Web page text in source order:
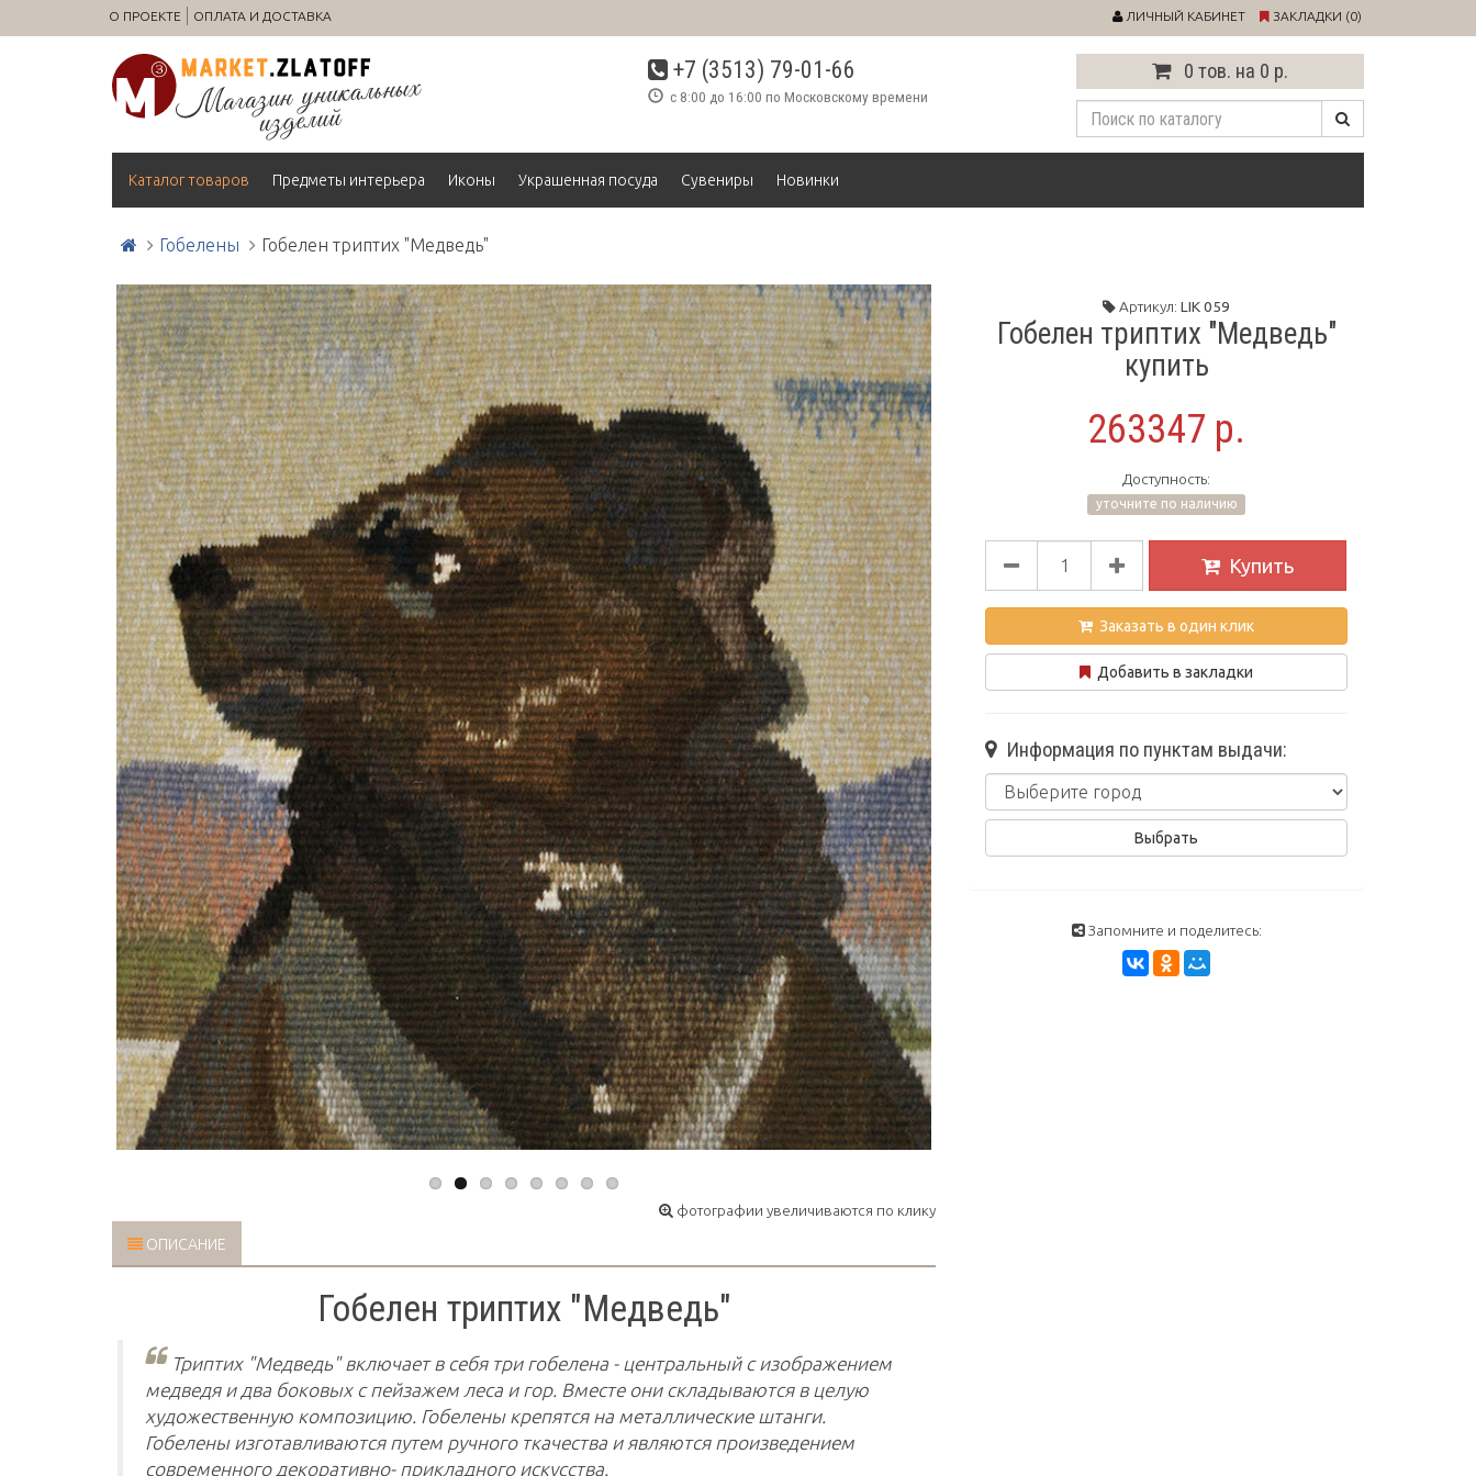
О ПРОЕКТЕ ОПЛАТА И ДОСТАВКА ЛИЧНЫЙ КАБИНЕТ ЗАКЛАДКИ (0)
0 тов. на 0 р.
+7 (3513) 79-01-66
с 8:00 до 16:00 по Московскому времени
Каталог товаров Предметы интерьера Иконы Украшенная посуда Сувениры Новинки
Гобелены Гобелен триптих "Медведь"
фотографии увеличиваются по клику
ОПИСАНИЕ
Гобелен триптих "Медведь"
Триптих "Медведь" включает в себя три гобелена - центральный с изображением
медведя и два боковых с пейзажем леса и гор. Вместе они складываются в целую
художественную композицию. Гобелены крепятся на металлические штанги.
Гобелены изготавливаются путем ручного ткачества и являются произведением
современного декоративно- прикладного искусства.
Артикул: LIK 059
Гобелен триптих "Медведь"
купить
263347 р.
Доступность:
уточните по наличию
Купить
Заказать в один клик
Добавить в закладки
Информация по пунктам выдачи:
Запомните и поделитесь: